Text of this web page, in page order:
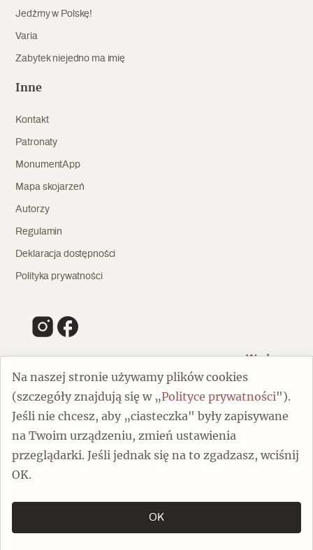
Na naszej stronie używamy plików cookies
(szczegóły znajdują się w „Polityce prywatności").
Jeśli nie chcesz, aby „ciasteczka" były zapisywane
na Twoim urządzeniu, zmień ustawienia
przeglądarki. Jeśli jednak się na to zgadzasz, wciśnij
OK.
OK
Świat
Popularne
Jedźmy w Polskę!
Varia
Zabytek niejedno ma imię
Inne
Kontakt
Patronaty
MonumentApp
Mapa skojarzeń
Autorzy
Regulamin
Deklaracja dostępności
Polityka prywatności
Wydawca
00-805 Warszawa
ul. Chmielna 132/134
Dofinansowano ze środków Ministra Kultury i Dziedzictwa
Narodowego
Copyright by Spotkania z Zabytkami